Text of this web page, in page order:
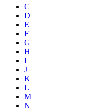
C
D
E
F
G
H
I
J
K
L
M
N